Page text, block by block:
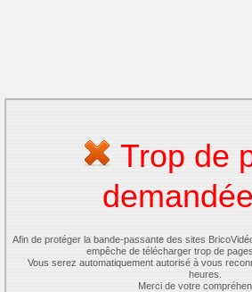
Trop de
Afin de protéger la bande-passante des sites
empêche de télécharger trop de
Vous serez automatiquement autorisé à vous
heures.
Merci de votre